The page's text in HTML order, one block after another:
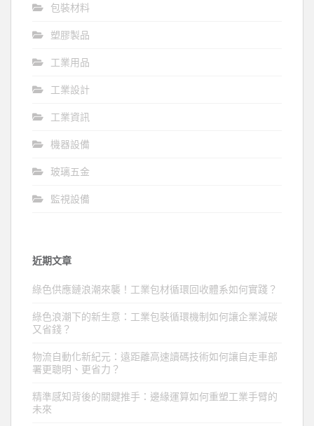
包裝材料
塑膠製品
工業用品
工業設計
工業資訊
機器設備
玻璃五金
監視設備
近期文章
綠色供應鏈浪潮來襲！工業包材循環回收體系如何實踐？
綠色浪潮下的新生意：工業包裝循環機制如何讓企業減碳
又省錢？
物流自動化新紀元：遠距離高速讀碼技術如何讓自走車部
署更聰明、更省力？
精準感知背後的關鍵推手：邊緣運算如何重塑工業手臂的
未來